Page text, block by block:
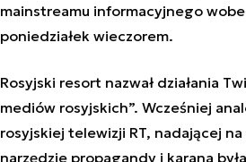
mainstreamu informacyjnego
poniedziałek wieczorem.
Rosyjski resort nazwał działania
mediów rosyjskich”. Wcześniej
rosyjskiej telewizji RT, nadającej
narzędzie propagandy i karana